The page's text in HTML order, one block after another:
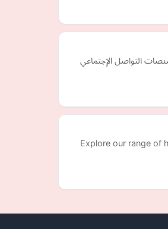
التواصل الإجتماعي
Explore our range of